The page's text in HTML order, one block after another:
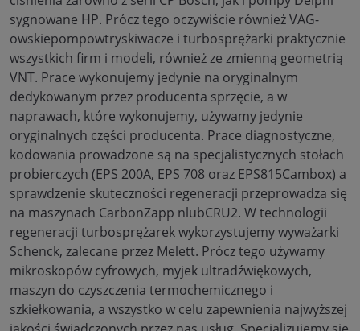
sygnowane HP. Prócz tego oczywiście również VAG-
owskiepompowtryskiwacze i turbosprężarki praktycznie
wszystkich firm i modeli, również ze zmienną geometrią
VNT. Prace wykonujemy jedynie na oryginalnym
dedykowanym przez producenta sprzęcie, a w
naprawach, które wykonujemy, używamy jedynie
oryginalnych części producenta. Prace diagnostyczne,
kodowania prowadzone są na specjalistycznych stołach
probierczych (EPS 200A, EPS 708 oraz EPS815Cambox) a
sprawdzenie skuteczności regeneracji przeprowadza się
na maszynach CarbonZapp nlubCRU2. W technologii
regeneracji turbosprężarek wykorzystujemy wyważarki
Schenck, zalecane przez Melett. Prócz tego używamy
mikroskopów cyfrowych, myjek ultradźwiękowych,
maszyn do czyszczenia termochemicznego i
szkiełkowania, a wszystko w celu zapewnienia najwyższej